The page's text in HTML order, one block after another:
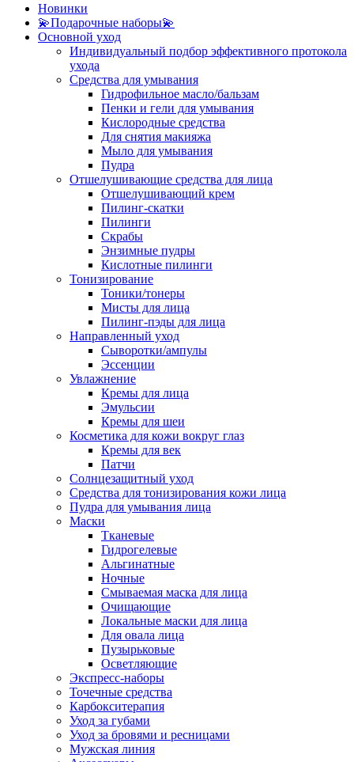
Новинки
💫Подарочные наборы💫
Основной уход
Индивидуальный подбор эффективного протокола
ухода
Средства для умывания
Гидрофильное масло/бальзам
Пенки и гели для умывания
Кислородные средства
Для снятия макияжа
Мыло для умывания
Пудра
Отшелушивающие средства для лица
Отшелушивающий крем
Пилинг-скатки
Пилинги
Скрабы
Энзимные пудры
Кислотные пилинги
Тонизирование
Тоники/тонеры
Мисты для лица
Пилинг-пэды для лица
Направленный уход
Сыворотки/ампулы
Эссенции
Увлажнение
Кремы для лица
Эмульсии
Кремы для шеи
Косметика для кожи вокруг глаз
Кремы для век
Патчи
Солнцезащитный уход
Средства для тонизирования кожи лица
Пудра для умывания лица
Маски
Тканевые
Гидрогелевые
Альгинатные
Ночные
Смываемая маска для лица
Очищающие
Локальные маски для лица
Для овала лица
Пузырьковые
Осветляющие
Экспресс-наборы
Точечные средства
Карбокситерапия
Уход за губами
Уход за бровями и ресницами
Мужская линия